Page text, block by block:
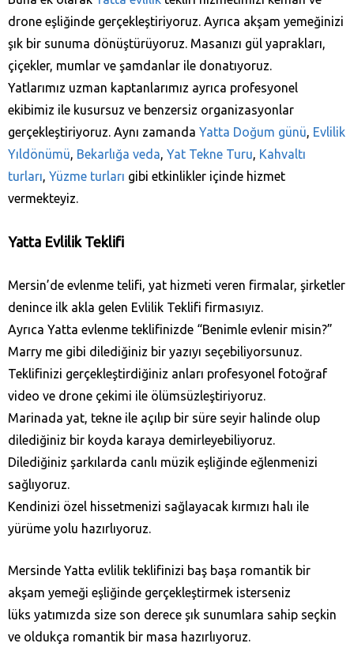
drone eşliğinde gerçekleştiriyoruz. Ayrıca akşam yemeğinizi
şık bir sunuma dönüştürüyoruz. Masanızı gül yaprakları,
çiçekler, mumlar ve şamdanlar ile donatıyoruz.
Yatlarımız uzman kaptanlarımız ayrıca profesyonel
ekibimiz ile kusursuz ve benzersiz organizasyonlar
gerçekleştiriyoruz. Aynı zamanda Yatta Doğum günü, Evlilik
Yıldönümü, Bekarlığa veda, Yat Tekne Turu, Kahvaltı
turları, Yüzme turları gibi etkinlikler içinde hizmet
vermekteyiz.
Yatta Evlilik Teklifi
Mersin’de evlenme telifi, yat hizmeti veren firmalar, şirketler
denince ilk akla gelen Evlilik Teklifi firmasıyız.
Ayrıca Yatta evlenme teklifinizde “Benimle evlenir misin?”
Marry me gibi dilediğiniz bir yazıyı seçebiliyorsunuz.
Teklifinizi gerçekleştirdiğiniz anları profesyonel fotoğraf
video ve drone çekimi ile ölümsüzleştiriyoruz.
Marinada yat, tekne ile açılıp bir süre seyir halinde olup
dilediğiniz bir koyda karaya demirleyebiliyoruz.
Dilediğiniz şarkılarda canlı müzik eşliğinde eğlenmenizi
sağlıyoruz.
Kendinizi özel hissetmenizi sağlayacak kırmızı halı ile
yürüme yolu hazırlıyoruz.
Mersinde Yatta evlilik teklifinizi baş başa romantik bir
akşam yemeği eşliğinde gerçekleştirmek isterseniz
lüks yatımızda size son derece şık sunumlara sahip seçkin
ve oldukça romantik bir masa hazırlıyoruz.